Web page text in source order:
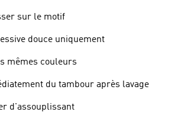
sur le motif
douce uniquement
mêmes couleurs
du tambour après lavage
d'assouplissant